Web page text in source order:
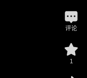
评论
1